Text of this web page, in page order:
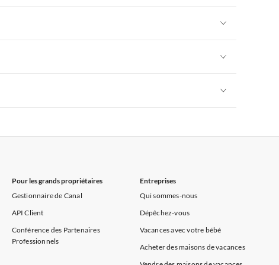
France Appartements de Vacances à Provence
France Appartements de Vacances à Provence
France Appartements de Vacances à Provence
France Appartements de Vacances à Provence
Pour les grands propriétaires
Gestionnaire de Canal
API Client
Conférence des Partenaires
Professionnels
Entreprises
Qui sommes-nous
Dépêchez-vous
Vacances avec votre bébé
Acheter des maisons de vacances